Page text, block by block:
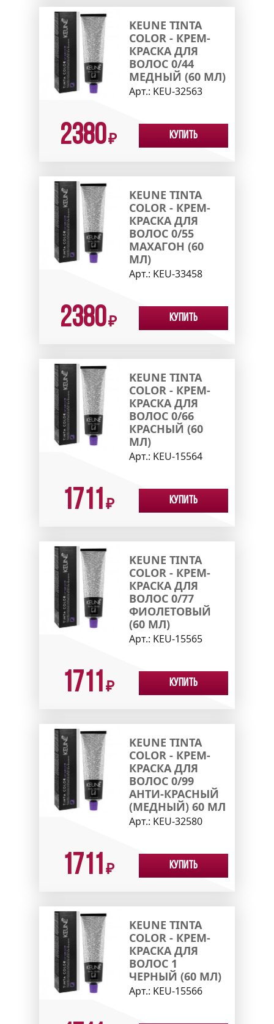
KEUNE TINTA
COLOR - КРЕМ-
КРАСКА ДЛЯ
ВОЛОС 0/44
МЕДНЫЙ (60 МЛ)
Арт.: KEU-32563
2380₽ Купить
KEUNE TINTA
COLOR - КРЕМ-
КРАСКА ДЛЯ
ВОЛОС 0/55
МАХАГОН (60
МЛ)
Арт.: KEU-33458
2380₽ Купить
KEUNE TINTA
COLOR - КРЕМ-
КРАСКА ДЛЯ
ВОЛОС 0/66
КРАСНЫЙ (60
МЛ)
Арт.: KEU-15564
1711 ₽ Купить
KEUNE TINTA
COLOR - КРЕМ-
КРАСКА ДЛЯ
ВОЛОС 0/77
ФИОЛЕТОВЫЙ
(60 МЛ)
Арт.: KEU-15565
1711 ₽ Купить
KEUNE TINTA
COLOR - КРЕМ-
КРАСКА ДЛЯ
ВОЛОС 0/99
АНТИ-КРАСНЫЙ
(МЕДНЫЙ) 60 МЛ
Арт.: KEU-32580
1711 ₽ Купить
KEUNE TINTA
COLOR - КРЕМ-
КРАСКА ДЛЯ
ВОЛОС 1
ЧЕРНЫЙ (60 МЛ)
Арт.: KEU-15566